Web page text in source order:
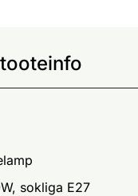
sokliga E27